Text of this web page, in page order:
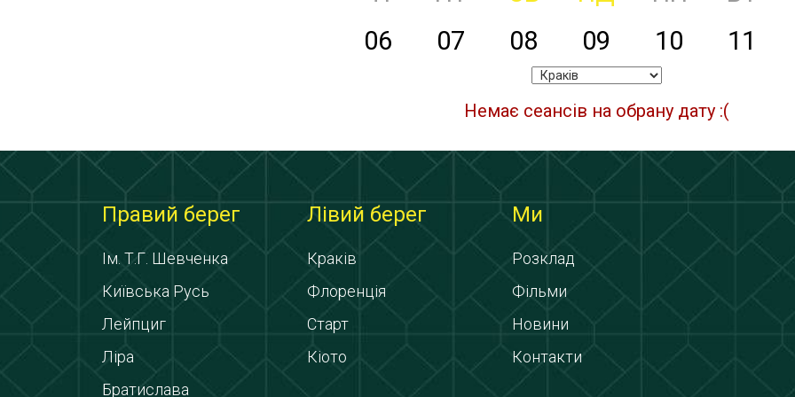
06
07 08 09 10 11
Немає сеансів на обрану дату :(
Правий берег
Ім. Т.Г. Шевченка
Київська Русь
Лейпциг
Ліра
Братислава
Лівий берег
Краків
Флоренція
Старт
Кіото
Ми
Розклад
Фільми
Новини
Контакти